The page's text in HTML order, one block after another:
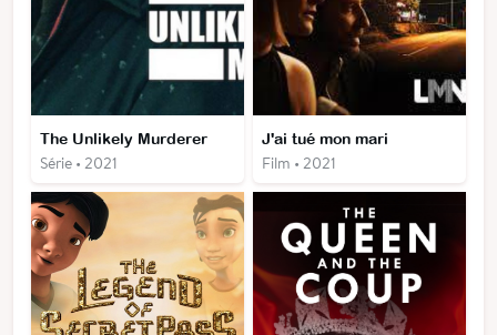
The Unlikely Murderer
Série • 2021
J'ai tué mon mari
Film • 2021